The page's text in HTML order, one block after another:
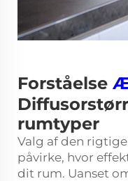
Forståelse
rumtyper
Valg af den rigtige
påvirke, hvor
dit rum. Uanset